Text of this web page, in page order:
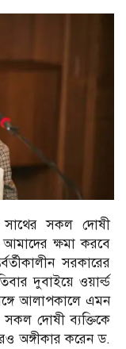
সাথের সকল দোষী
ক্ষমা করবে
সরকারের
দুবাইয়ে ওয়ার্ল্ড
আলাপকালে এমন
সকল দোষী ব্যক্তিকে
অঙ্গীকার করেন ড.